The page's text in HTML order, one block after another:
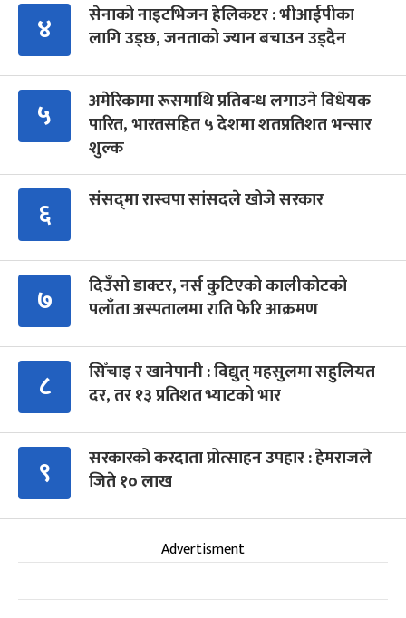
४
सेनाको नाइटभिजन हेलिकप्टर : भीआईपीका
लागि उड्छ, जनताको ज्यान बचाउन उड्दैन
५
अमेरिकामा रूसमाथि प्रतिबन्ध लगाउने विधेयक
पारित, भारतसहित ५ देशमा शतप्रतिशत भन्सार
शुल्क
६ संसद्‍मा रास्वपा सांसदले खोजे सरकार
७
दिउँसो डाक्टर, नर्स कुटिएको कालीकोटको
पलाँता अस्पतालमा राति फेरि आक्रमण
८
सिँचाइ र खानेपानी : विद्युत् महसुलमा सहुलियत
दर, तर १३ प्रतिशत भ्याटको भार
९
सरकारको करदाता प्रोत्साहन उपहार : हेमराजले
जिते १० लाख
Advertisment